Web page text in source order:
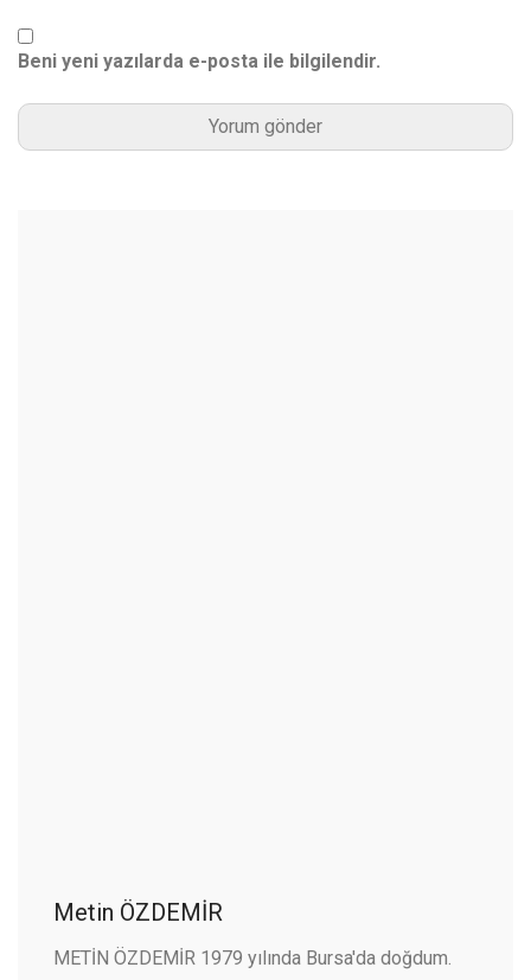
Beni yeni yazılarda e-posta ile bilgilendir.
Metin ÖZDEMİR
METİN ÖZDEMİR 1979 yılında Bursa'da doğdum.